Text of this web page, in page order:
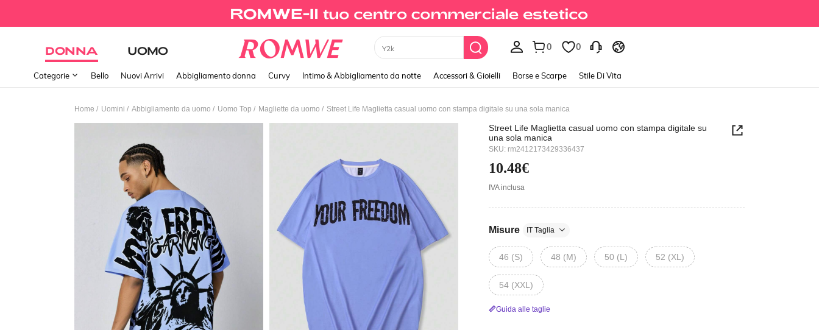
DONNA UOMO Xxs 0 0
Categorie Bello Nuovi Arrivi Abbigliamento donna Curvy Intimo & Abbigliamento da notte Accessori & Gioielli Borse e Scarpe Stile Di Vita
Home / Uomini / Abbigliamento da uomo / Uomo Top / Magliette da uomo / Street Life Maglietta casual uomo con stampa digitale su una sola manica
Street Life Maglietta casual uomo con stampa digitale su
una sola manica
SKU: rm2412173429336437
10.48€
IVA inclusa
Misure IT Taglia
46 (S) 48 (M) 50 (L) 52 (XL)
54 (XXL)
Guida alle taglie